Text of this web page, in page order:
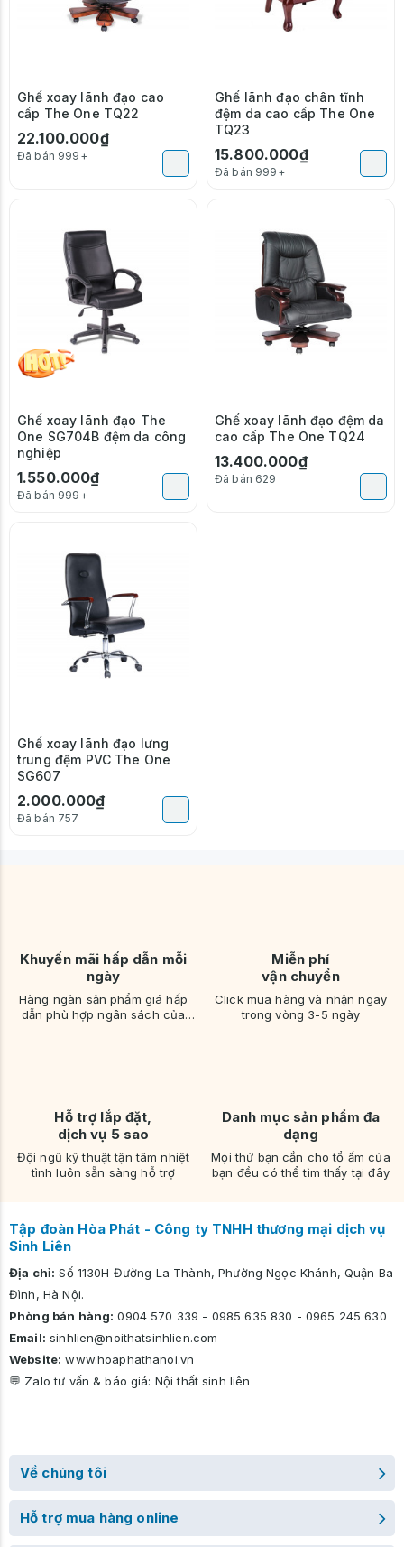
Ghế xoay lãnh đạo cao
cấp The One TQ22
22.100.000₫
Đã bán 999+
Ghế lãnh đạo chân tĩnh
đệm da cao cấp The One
TQ23
15.800.000₫
Đã bán 999+
Ghế xoay lãnh đạo The
One SG704B đệm da công
nghiệp
1.550.000₫
Đã bán 999+
Ghế xoay lãnh đạo đệm da
cao cấp The One TQ24
13.400.000₫
Đã bán 629
Ghế xoay lãnh đạo lưng
trung đệm PVC The One
SG607
2.000.000₫
Đã bán 757
Khuyến mãi hấp dẫn mỗi
ngày
Hàng ngàn sản phẩm giá hấp
dẫn phù hợp ngân sách của
Miễn phí
vận chuyển
Click mua hàng và nhận ngay
trong vòng 3-5 ngày
Hỗ trợ lắp đặt,
dịch vụ 5 sao
Đội ngũ kỹ thuật tận tâm nhiệt
tình luôn sẵn sàng hỗ trợ
Danh mục sản phẩm đa
dạng
Mọi thứ bạn cần cho tổ ấm của
bạn đều có thể tìm thấy tại đây
Tập đoàn Hòa Phát - Công ty TNHH thương mại dịch vụ
Sinh Liên
Địa chỉ: Số 1130H Đường La Thành, Phường Ngọc Khánh, Quận Ba
Đình, Hà Nội.
Phòng bán hàng: 0904 570 339 - 0985 635 830 - 0965 245 630
Email: sinhlien@noithatsinhlien.com
Website: www.hoaphathanoi.vn
💬 Zalo tư vấn & báo giá: Nội thất sinh liên
Về chúng tôi
Hỗ trợ mua hàng online